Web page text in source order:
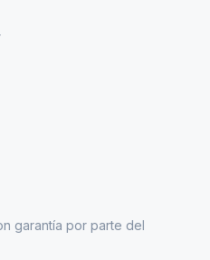
garantía por parte del